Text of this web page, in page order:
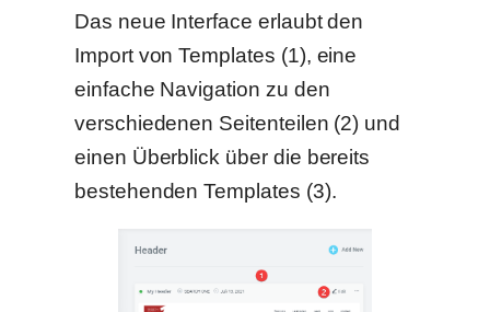
Das neue Interface erlaubt den
Import von Templates (1), eine
einfache Navigation zu den
verschiedenen Seitenteilen (2) und
einen Überblick über die bereits
bestehenden Templates (3).